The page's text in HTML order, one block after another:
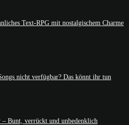
Text-RPG mit nostalgischem Charme
nicht verfügbar? Das könnt ihr tun
– Bunt, verrückt und unbedenklich